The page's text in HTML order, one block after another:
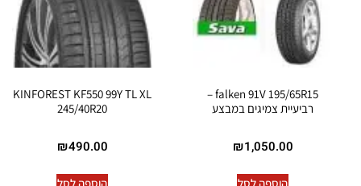
falken 91V 195/65R15 –
רביעיית צמיגים במבצע
₪1,050.00
KINFOREST KF550 99Y TL XL
245/40R20
₪490.00